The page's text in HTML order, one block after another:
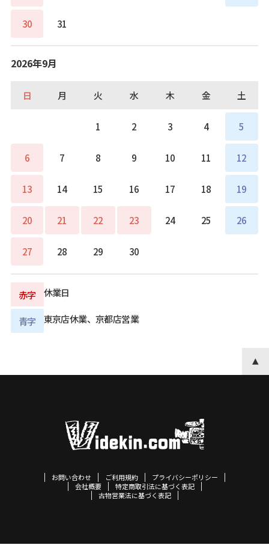
30 31
2026年9月
日 月 火 水 木 金 土
1 2 3 4 5
6 7 8 9 10 11 12
13 14 15 16 17 18 19
20 21 22 23 24 25 26
27 28 29 30
赤字 休業日
青字 東京店休業、京都店営業
お問い合わせ ご利用規約
プライバシーポリシー
会社概要
特定商取引法に基づく表記
古物営業法に基づく表記